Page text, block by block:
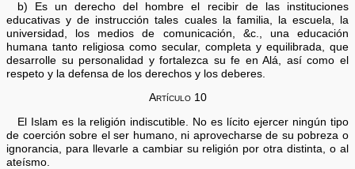
b) Es un derecho del hombre el recibir de las instituciones
educativas y de instrucción tales cuales la familia, la escuela, la
universidad, los medios de comunicación, &c., una educación
humana tanto religiosa como secular, completa y equilibrada, que
desarrolle su personalidad y fortalezca su fe en Alá, así como el
respeto y la defensa de los derechos y los deberes.
Artículo 10
El Islam es la religión indiscutible. No es lícito ejercer ningún tipo
de coerción sobre el ser humano, ni aprovecharse de su pobreza o
ignorancia, para llevarle a cambiar su religión por otra distinta, o al
ateísmo.